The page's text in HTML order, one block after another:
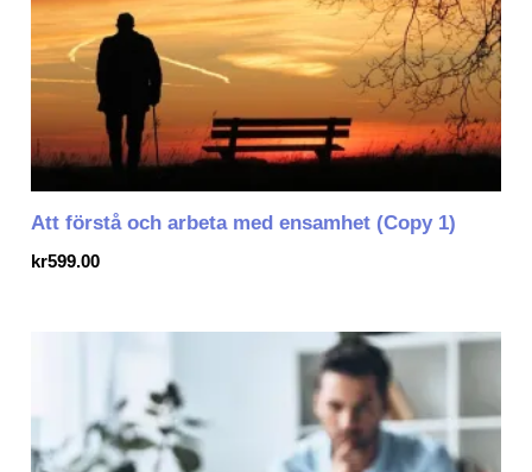
Att förstå och arbeta med ensamhet (Copy 1)
kr599.00